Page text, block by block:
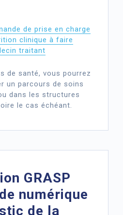
de prise en charge
clinique à faire
traitant
de santé, vous pourrez
un parcours de soins
dans les structures
le cas échéant.
GRASP
numérique
de la